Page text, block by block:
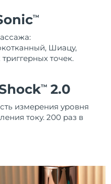
TM
Шиацу,
точек.
TM 2.0
измерения уровня
току. 200 раз в